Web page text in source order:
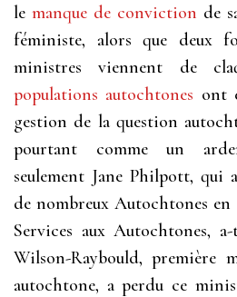
le manque de conviction de
féministe, alors que deux
ministres viennent de
populations autochtones ont
gestion de la question
pourtant comme un
seulement Jane Philpott, qui
de nombreux Autochtones
Services aux Autochtones,
Wilson-Raybould, première
autochtone, a perdu ce